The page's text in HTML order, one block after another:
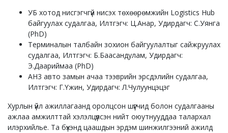
УБ хотод нисгэгчгүй нисэх төхөөрөмжийн Logistics Hub
байгуулах судалгаа, Илтгэгч: Ц.Анар, Удирдагч: С.Уянга
(PhD)
Терминалын талбайн зохион байгуулалтыг сайжруулах
судалгаа, Илтгэгч: Б.Баасандулам, Удирдагч:
Э.Даариймаа (PhD)
АН3 авто замын ачаа тээврийн эрсдэлийн судалгаа,
Илтгэгч: Г.Үжин, Удирдагч: Л.Чулуунцэцэг
Хурлын үйл ажиллагаанд оролцсон шүүгчид болон судалгааны
ажлаа амжилттай хэлэлцүүлсэн нийт оюутнууддаа талархал
илэрхийлье. Та бүхэнд цаашдын эрдэм шинжилгээний ажилд